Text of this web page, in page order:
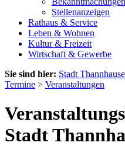
Stellenanzeigen
Rathaus & Service
Leben & Wohnen
Kultur & Freizeit
Wirtschaft & Gewerbe
Sie sind hier: Stadt
Termine > Veranstaltungen
Stadt